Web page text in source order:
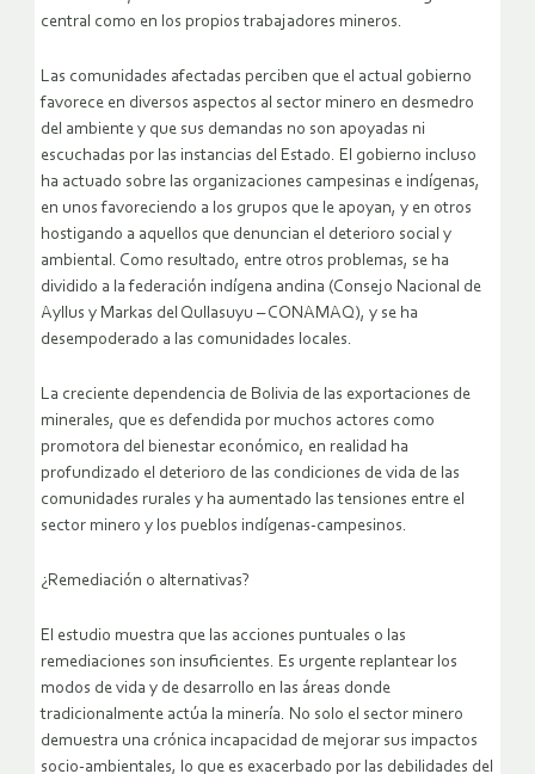
central como en los propios trabajadores mineros.
Las comunidades afectadas perciben que el actual gobierno
favorece en diversos aspectos al sector minero en desmedro
del ambiente y que sus demandas no son apoyadas ni
escuchadas por las instancias del Estado. El gobierno incluso
ha actuado sobre las organizaciones campesinas e indígenas,
en unos favoreciendo a los grupos que le apoyan, y en otros
hostigando a aquellos que denuncian el deterioro social y
ambiental. Como resultado, entre otros problemas, se ha
dividido a la federación indígena andina (Consejo Nacional de
Ayllus y Markas del Qullasuyu – CONAMAQ), y se ha
desempoderado a las comunidades locales.
La creciente dependencia de Bolivia de las exportaciones de
minerales, que es defendida por muchos actores como
promotora del bienestar económico, en realidad ha
profundizado el deterioro de las condiciones de vida de las
comunidades rurales y ha aumentado las tensiones entre el
sector minero y los pueblos indígenas-campesinos.
¿Remediación o alternativas?
El estudio muestra que las acciones puntuales o las
remediaciones son insuficientes. Es urgente replantear los
modos de vida y de desarrollo en las áreas donde
tradicionalmente actúa la minería. No solo el sector minero
demuestra una crónica incapacidad de mejorar sus impactos
socio-ambientales, lo que es exacerbado por las debilidades del